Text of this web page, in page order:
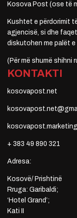
Kosova Post (ose të
Kushtet e përdorimit
agjencisë, si dhe
diskutohen me palët e
(Për më shumë shihni
KONTAKTI
kosovapost.net
+ 383 49 890 321
Adresa:
Kosovë/ Prishtinë
Rruga: Garibaldi;
‘Hotel Grand’;
Kati II